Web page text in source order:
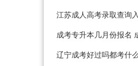
江苏成人高考录取查询
入口
成考专升本几月份报名
始报名
辽宁成考好过吗都考什